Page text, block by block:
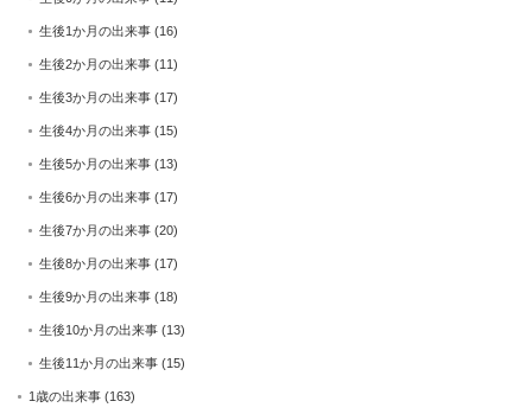
生後1か月の出来事 (16)
生後2か月の出来事 (11)
生後3か月の出来事 (17)
生後4か月の出来事 (15)
生後5か月の出来事 (13)
生後6か月の出来事 (17)
生後7か月の出来事 (20)
生後8か月の出来事 (17)
生後9か月の出来事 (18)
生後10か月の出来事 (13)
生後11か月の出来事 (15)
1歳の出来事 (163)